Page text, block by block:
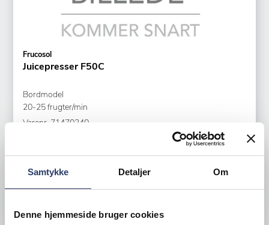
Samtykke Detaljer Om
Denne hjemmeside bruger cookies
Frucosol
Juicepresser F50C
Bordmodel
20-25 frugter/min
Varenr. 71470240
21.730,00 DKK /productUnit